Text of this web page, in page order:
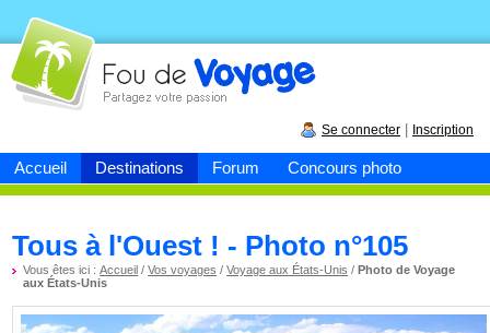
Accueil Destinations Forum Concours photo
Fou devoyage
Se connecter Inscription
Tous à l'Ouest ! - Photo n°105
Vous êtes ici :Accueil /Vos voyages /Voyage aux États-Unis /Photo de Voyage
aux États-Unis